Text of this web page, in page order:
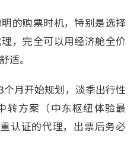
的购票时机，特别是选择
，完全可以用经济舱全价
适。
月开始规划，淡季出行性
转方案（中东枢纽体验最
认证的代理，出票后务必